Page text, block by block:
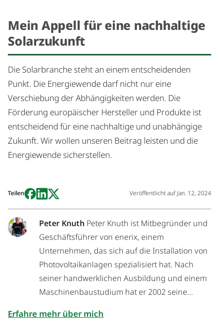
Mein Appell für eine nachhaltige
Solarzukunft
Die Solarbranche steht an einem entscheidenden
Punkt. Die Energiewende darf nicht nur eine
Verschiebung der Abhängigkeiten werden. Die
Förderung europäischer Hersteller und Produkte ist
entscheidend für eine nachhaltige und unabhängige
Zukunft. Wir wollen unseren Beitrag leisten und die
Energiewende sicherstellen.
Teilen Veröffentlicht aufJan. 12, 2024
Peter Knuth Peter Knuth ist Mitbegründer und
Geschäftsführer von enerix, einem
Unternehmen, das sich auf die Installation von
Photovoltaikanlagen spezialisiert hat. Nach
seiner handwerklichen Ausbildung und einem
Maschinenbaustudium hat er 2002 seine...
Erfahre mehr über mich